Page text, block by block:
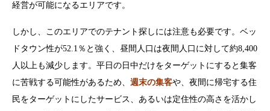
経営が可能になるエリアです。
しかし、このエリアでのテナント探しには注意も必要です。ベッ
ドタウン性が52.1％と強く、昼間人口は夜間人口に対して約8,400
人以上も減少します。平日の日中だけをターゲットにすると集客
に苦戦する可能性があるため、 週末の集客や、夜間に帰宅する住
民をターゲットにしたサービス、あるいは定住性の高さを活かし